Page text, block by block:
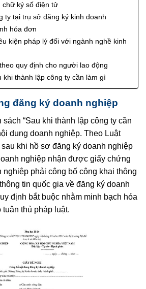
ký số điện tử
ty tại trụ sở đăng ký kinh doanh
hóa đơn
kiện pháp lý đối với ngành nghề kinh
quy định cho người lao động
khi thành lập công ty cần làm gì
đăng ký doanh nghiệp
“Sau khi thành lập công ty cần
dung doanh nghiệp. Theo Luật
khi hồ sơ đăng ký doanh nghiệp
nghiệp nhận được giấy chứng
nghiệp phải công bố công khai thông
tin quốc gia về đăng ký doanh
định bắt buộc nhằm minh bạch hóa
thủ pháp luật.